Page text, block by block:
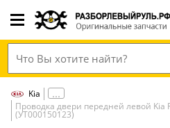
Kia
Проводка двери передней левой Kia
(УТ000150123)